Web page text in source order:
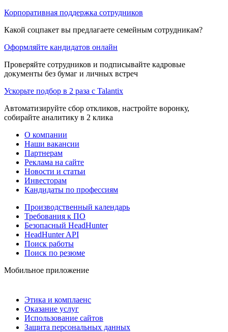
Корпоративная поддержка сотрудников
Какой соцпакет вы предлагаете семейным сотрудникам?
Оформляйте кандидатов онлайн
Проверяйте сотрудников и подписывайте кадровые
документы без бумаг и личных встреч
Ускорьте подбор в 2 раза с Talantix
Автоматизируйте сбор откликов, настройте воронку,
собирайте аналитику в 2 клика
О компании
Наши вакансии
Партнерам
Реклама на сайте
Новости и статьи
Инвесторам
Кандидаты по профессиям
Производственный календарь
Требования к ПО
Безопасный HeadHunter
HeadHunter API
Поиск работы
Поиск по резюме
Мобильное приложение
Этика и комплаенс
Оказание услуг
Использование сайтов
Защита персональных данных